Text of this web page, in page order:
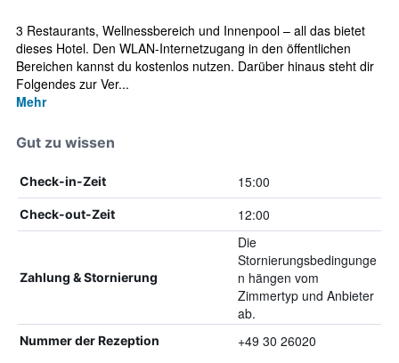
3 Restaurants, Wellnessbereich und Innenpool – all das bietet
dieses Hotel. Den WLAN-Internetzugang in den öffentlichen
Bereichen kannst du kostenlos nutzen. Darüber hinaus steht dir
Folgendes zur Ver...
Mehr
Gut zu wissen
Check-in-Zeit 15:00
Check-out-Zeit 12:00
Zahlung & Stornierung
Die
Stornierungsbedingunge
n hängen vom
Zimmertyp und Anbieter
ab.
Nummer der Rezeption +49 30 26020